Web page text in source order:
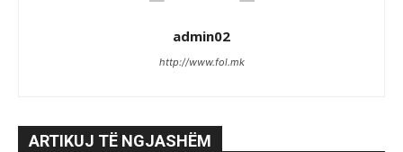
admin02
http://www.fol.mk
ARTIKUJ TË NGJASHËM